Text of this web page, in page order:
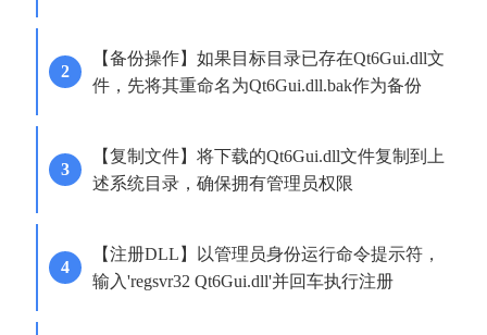
【备份操作】如果目标目录已存在Qt6Gui.dll文
件，先将其重命名为Qt6Gui.dll.bak作为备份
【复制文件】将下载的Qt6Gui.dll文件复制到上
述系统目录，确保拥有管理员权限
【注册DLL】以管理员身份运行命令提示符，
输入'regsvr32 Qt6Gui.dll'并回车执行注册